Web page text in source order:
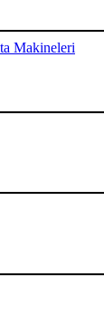
Makineleri